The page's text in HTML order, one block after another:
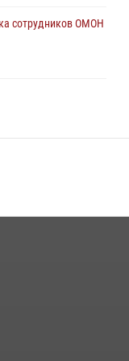
сотрудников ОМОН
Центрального